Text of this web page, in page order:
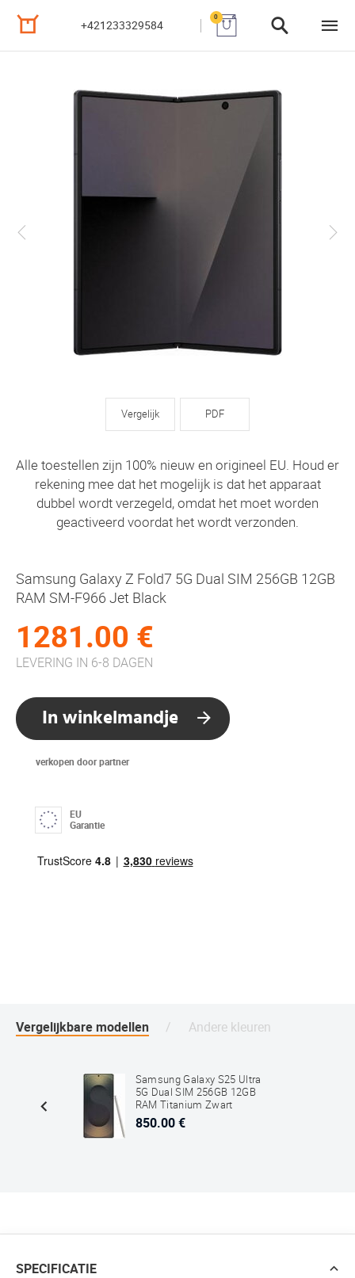
+421233329584
0
Vergelijk PDF
Alle toestellen zijn 100% nieuw en origineel EU. Houd er
rekening mee dat het mogelijk is dat het apparaat
dubbel wordt verzegeld, omdat het moet worden
geactiveerd voordat het wordt verzonden.
Samsung Galaxy Z Fold7 5G Dual SIM 256GB 12GB
RAM SM-F966 Jet Black
1281.00 €
LEVERING IN 6-8 DAGEN
In winkelmandje
verkopen door partner
EU
Garantie
Vergelijkbare modellen Andere kleuren
Samsung Galaxy S25 Ultra
5G Dual SIM 256GB 12GB
RAM Titanium Zwart
850.00 €
SPECIFICATIE